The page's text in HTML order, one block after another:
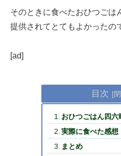
そのときに食べたおひつごは
提供されてとてもよかったの
[ad]
目次
おひつごはん四
実際に食べた感想
まとめ